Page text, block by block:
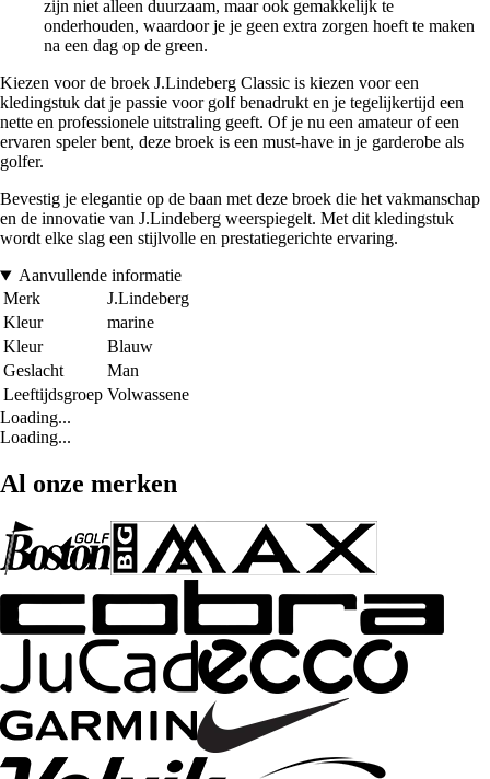
zijn niet alleen duurzaam, maar ook gemakkelijk te
onderhouden, waardoor je je geen extra zorgen hoeft te maken
na een dag op de green.
Kiezen voor de broek J.Lindeberg Classic is kiezen voor een
kledingstuk dat je passie voor golf benadrukt en je tegelijkertijd een
nette en professionele uitstraling geeft. Of je nu een amateur of een
ervaren speler bent, deze broek is een must-have in je garderobe als
golfer.
Bevestig je elegantie op de baan met deze broek die het vakmanschap
en de innovatie van J.Lindeberg weerspiegelt. Met dit kledingstuk
wordt elke slag een stijlvolle en prestatiegerichte ervaring.
Aanvullende informatie
Merk
J.Lindeberg
Kleur
marine
Kleur
Blauw
Geslacht
Man
Leeftijdsgroep Volwassene
Loading...
Loading...
Al onze merken